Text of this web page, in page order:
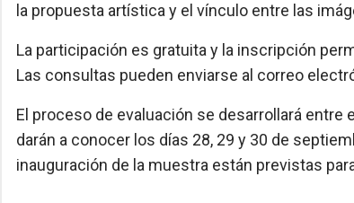
la propuesta artística y el vínculo entre las
La participación es gratuita y la inscripción
Las consultas pueden enviarse al correo
El proceso de evaluación se desarrollará
darán a conocer los días 28, 29 y 30 de
inauguración de la muestra están previstas